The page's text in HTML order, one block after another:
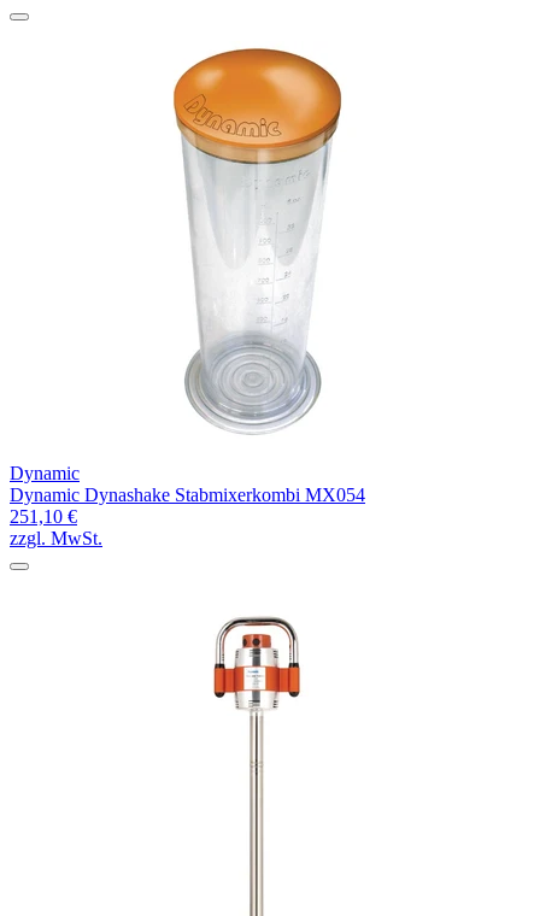
Dynamic
Dynamic Dynashake Stabmixerkombi MX054
251,10 €
zzgl. MwSt.